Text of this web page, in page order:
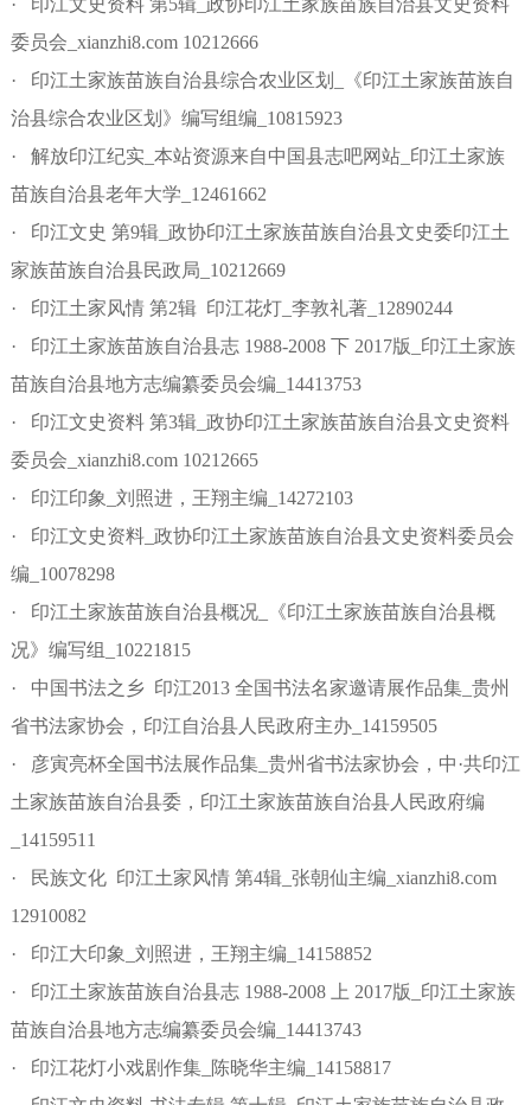
· 印江文史资料 第5辑_政协印江土家族苗族自治县文史资料
委员会_xianzhi8.com 10212666
· 印江土家族苗族自治县综合农业区划_《印江土家族苗族自
治县综合农业区划》编写组编_10815923
· 解放印江纪实_本站资源来自中国县志吧网站_印江土家族
苗族自治县老年大学_12461662
· 印江文史 第9辑_政协印江土家族苗族自治县文史委印江土
家族苗族自治县民政局_10212669
· 印江土家风情 第2辑 印江花灯_李敦礼著_12890244
· 印江土家族苗族自治县志 1988-2008 下 2017版_印江土家族
苗族自治县地方志编纂委员会编_14413753
· 印江文史资料 第3辑_政协印江土家族苗族自治县文史资料
委员会_xianzhi8.com 10212665
· 印江印象_刘照进，王翔主编_14272103
· 印江文史资料_政协印江土家族苗族自治县文史资料委员会
编_10078298
· 印江土家族苗族自治县概况_《印江土家族苗族自治县概
况》编写组_10221815
· 中国书法之乡 印江2013 全国书法名家邀请展作品集_贵州
省书法家协会，印江自治县人民政府主办_14159505
· 彦寅亮杯全国书法展作品集_贵州省书法家协会，中·共印江
土家族苗族自治县委，印江土家族苗族自治县人民政府编
_14159511
· 民族文化 印江土家风情 第4辑_张朝仙主编_xianzhi8.com
12910082
· 印江大印象_刘照进，王翔主编_14158852
· 印江土家族苗族自治县志 1988-2008 上 2017版_印江土家族
苗族自治县地方志编纂委员会编_14413743
· 印江花灯小戏剧作集_陈晓华主编_14158817